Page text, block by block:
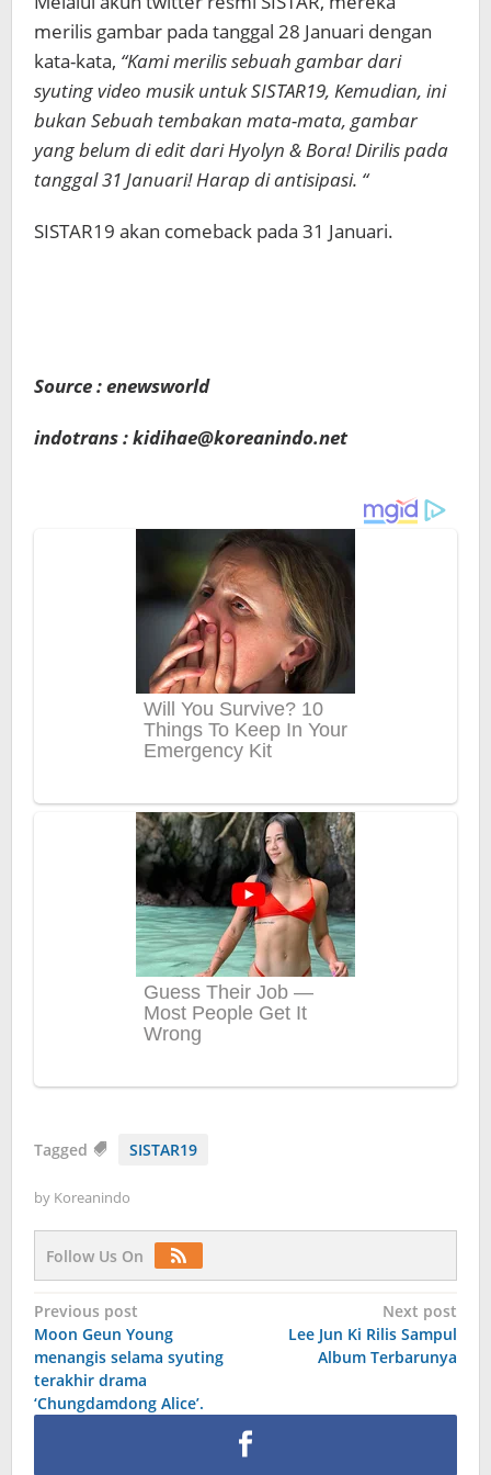
merilis gambar pada tanggal 28 Januari dengan
kata-kata, “Kami merilis sebuah gambar dari
syuting video musik untuk SISTAR19, Kemudian, ini
bukan Sebuah tembakan mata-mata, gambar
yang belum di edit dari Hyolyn & Bora! Dirilis pada
tanggal 31 Januari! Harap di antisipasi. “
SISTAR19 akan comeback pada 31 Januari.
Source : enewsworld
indotrans : kidihae@koreanindo.net
Tagged SISTAR19
by Koreanindo
Follow Us On
Post
navigation
Previous post
Moon Geun Young
menangis selama syuting
terakhir drama
‘Chungdamdong Alice’.
Next post
Lee Jun Ki Rilis Sampul
Album Terbarunya